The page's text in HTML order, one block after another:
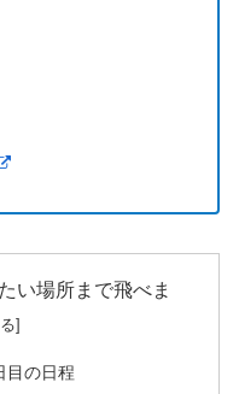
い場所まで飛べま
目の日程